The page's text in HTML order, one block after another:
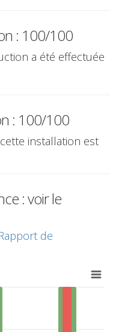
: 100/100
a été effectuée
: 100/100
installation est
: voir le
de